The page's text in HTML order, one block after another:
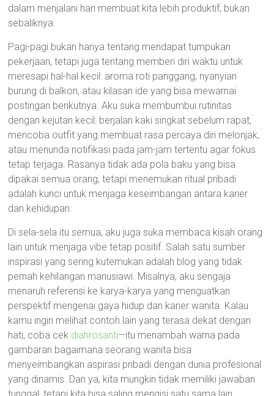
dalam menjalani hari membuat kita lebih produktif, bukan
sebaliknya.
Pagi-pagi bukan hanya tentang mendapat tumpukan
pekerjaan, tetapi juga tentang memberi diri waktu untuk
meresapi hal-hal kecil: aroma roti panggang, nyanyian
burung di balkon, atau kilasan ide yang bisa mewarnai
postingan berikutnya. Aku suka membumbui rutinitas
dengan kejutan kecil: berjalan kaki singkat sebelum rapat,
mencoba outfit yang membuat rasa percaya diri melonjak,
atau menunda notifikasi pada jam-jam tertentu agar fokus
tetap terjaga. Rasanya tidak ada pola baku yang bisa
dipakai semua orang, tetapi menemukan ritual pribadi
adalah kunci untuk menjaga keseimbangan antara karier
dan kehidupan.
Di sela-sela itu semua, aku juga suka membaca kisah orang
lain untuk menjaga vibe tetap positif. Salah satu sumber
inspirasi yang sering kutemukan adalah blog yang tidak
pernah kehilangan manusiawi. Misalnya, aku sengaja
menaruh referensi ke karya-karya yang menguatkan
perspektif mengenai gaya hidup dan karier wanita. Kalau
kamu ingin melihat contoh lain yang terasa dekat dengan
hati, coba cek diahrosanti—itu menambah warna pada
gambaran bagaimana seorang wanita bisa
menyeimbangkan aspirasi pribadi dengan dunia profesional
yang dinamis. Dan ya, kita mungkin tidak memiliki jawaban